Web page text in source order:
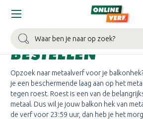
Zoeken
Home Balkonhek Metaal
BALKONHEK
BESTELLEN
Opzoek naar metaalverf voor je
je een beschermende laag aan op het
tegen roest. Roest is een van de
metaal. Dus wil je jouw balkon hek van
de verf voor 23:59 uur, dan heb je het